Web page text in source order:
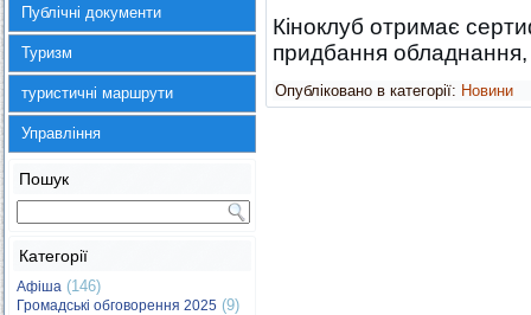
Публічні документи
Туризм
туристичні маршрути
Управління
Пошук
Категорії
Афіша (146)
Громадські обговорення 2025 (9)
Кіноклуб отримає
придбання обладнання,
Опубліковано в категорії: Новини